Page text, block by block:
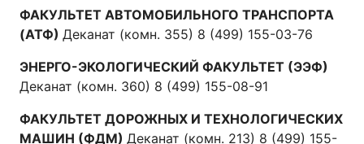
ФАКУЛЬТЕТ АВТОМОБИЛЬНОГО ТРАНСПОРТА
(АТФ) Деканат (комн. 355) 8 (499) 155-03-76
ЭНЕРГО-ЭКОЛОГИЧЕСКИЙ ФАКУЛЬТЕТ (ЭЭФ)
Деканат (комн. 360) 8 (499) 155-08-91
ФАКУЛЬТЕТ ДОРОЖНЫХ И ТЕХНОЛОГИЧЕСКИХ
МАШИН (ФДМ) Деканат (комн. 213) 8 (499) 155-